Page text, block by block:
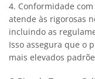
4. Conformidade
atende às rigorosas
incluindo as
Isso assegura que o
mais elevados